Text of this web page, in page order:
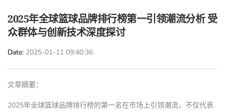
2025年全球篮球品牌排行榜第一引领潮流分析 受
众群体与创新技术深度探讨
Date 2025-01-11 09:40:36
文章摘要：
2025年全球篮球品牌排行榜的第一名在市场上引领潮流，不仅代表